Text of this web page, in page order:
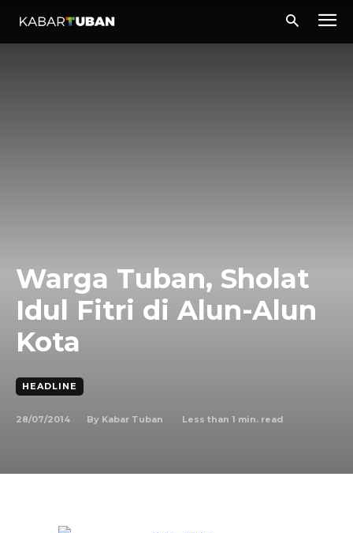
Warga Tuban, Sholat
Idul Fitri di Alun-Alun
Kota
HEADLINE
28/07/2014 By Kabar Tuban Less than 1 min. read